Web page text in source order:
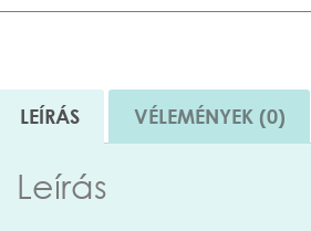
LEÍRÁS VÉLEMÉNYEK (0)
Leírás